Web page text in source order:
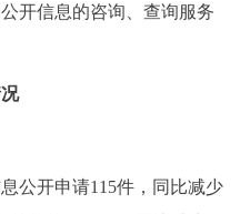
开信息的咨询、查询服务
开申请115件，同比减少